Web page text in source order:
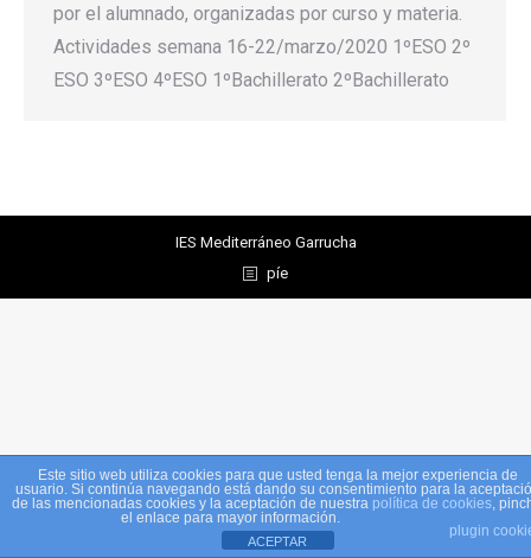
por el alumnado, organizadas por curso y materia.
Actividades semana 16-22/marzo/2020 1ºESO 2º
ESO 3ºESO 4ºESO 1ºBachillerato 2ºBachillerato
IES Mediterráneo Garrucha
píe
Este sitio web utiliza cookies para que usted tenga la mejor experiencia de
usuario. Si continúa navegando está dando su consentimiento para la
de las mencionadas cookies y la aceptación de nuestra política de cookies,
el enlace para mayor información.
plugin
ACEPTAR